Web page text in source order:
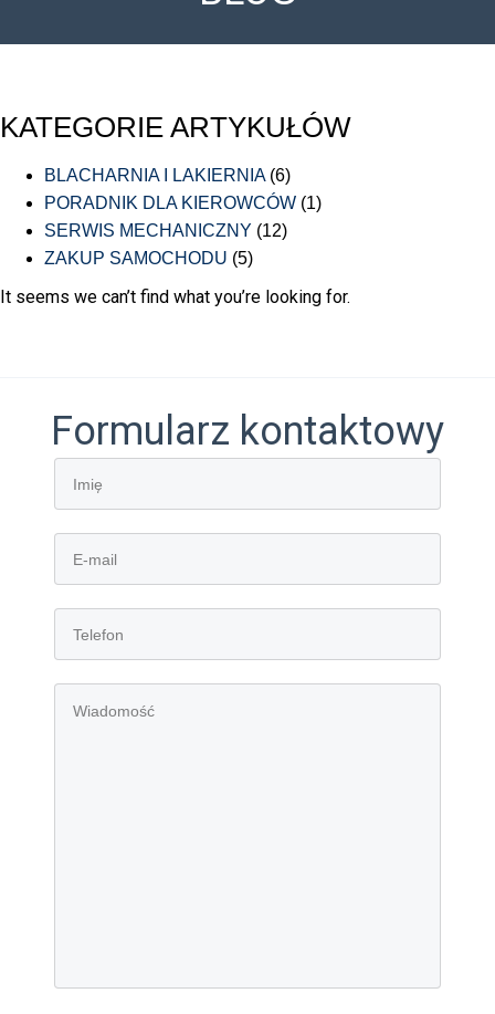
W ofercie szeroka gama modeli dostępnych od ręki.
KATEGORIE ARTYKUŁÓW
BLACHARNIA I LAKIERNIA(6)
PORADNIK DLA KIEROWCÓW (1)
SERWIS MECHANICZNY (12)
ZAKUP SAMOCHODU (5)
It seems we can’t find what you’re looking for.
Formularz kontaktowy